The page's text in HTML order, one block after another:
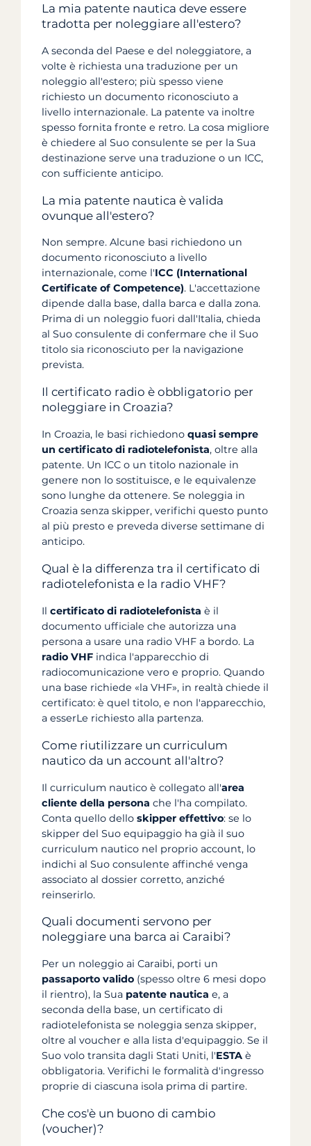
La mia patente nautica deve essere
tradotta per noleggiare all'estero?
A seconda del Paese e del noleggiatore, a
volte è richiesta una traduzione per un
noleggio all'estero; più spesso viene
richiesto un documento riconosciuto a
livello internazionale. La patente va inoltre
spesso fornita fronte e retro. La cosa migliore
è chiedere al Suo consulente se per la Sua
destinazione serve una traduzione o un ICC,
con sufficiente anticipo.
La mia patente nautica è valida
ovunque all'estero?
Non sempre. Alcune basi richiedono un
documento riconosciuto a livello
internazionale, come l'ICC (International
Certificate of Competence). L'accettazione
dipende dalla base, dalla barca e dalla zona.
Prima di un noleggio fuori dall'Italia, chieda
al Suo consulente di confermare che il Suo
titolo sia riconosciuto per la navigazione
prevista.
Il certificato radio è obbligatorio per
noleggiare in Croazia?
In Croazia, le basi richiedono quasi sempre
un certificato di radiotelefonista, oltre alla
patente. Un ICC o un titolo nazionale in
genere non lo sostituisce, e le equivalenze
sono lunghe da ottenere. Se noleggia in
Croazia senza skipper, verifichi questo punto
al più presto e preveda diverse settimane di
anticipo.
Qual è la differenza tra il certificato di
radiotelefonista e la radio VHF?
Il certificato di radiotelefonista è il
documento ufficiale che autorizza una
persona a usare una radio VHF a bordo. La
radio VHF indica l'apparecchio di
radiocomunicazione vero e proprio. Quando
una base richiede «la VHF», in realtà chiede il
certificato: è quel titolo, e non l'apparecchio,
a esserLe richiesto alla partenza.
Come riutilizzare un curriculum
nautico da un account all'altro?
Il curriculum nautico è collegato all'area
cliente della persona che l'ha compilato.
Conta quello dello skipper effettivo: se lo
skipper del Suo equipaggio ha già il suo
curriculum nautico nel proprio account, lo
indichi al Suo consulente affinché venga
associato al dossier corretto, anziché
reinserirlo.
Quali documenti servono per
noleggiare una barca ai Caraibi?
Per un noleggio ai Caraibi, porti un
passaporto valido (spesso oltre 6 mesi dopo
il rientro), la Sua patente nautica e, a
seconda della base, un certificato di
radiotelefonista se noleggia senza skipper,
oltre al voucher e alla lista d'equipaggio. Se il
Suo volo transita dagli Stati Uniti, l'ESTA è
obbligatoria. Verifichi le formalità d'ingresso
proprie di ciascuna isola prima di partire.
Che cos'è un buono di cambio
(voucher)?